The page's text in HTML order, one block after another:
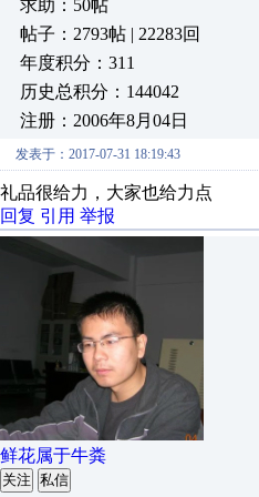
求助：50帖
帖子：2793帖 | 22283回
年度积分：311
历史总积分：144042
注册：2006年8月04日
发表于：2017-07-31 18:19:43
礼品很给力，大家也给力点
回复 引用 举报
鲜花属于牛粪
关注 私信